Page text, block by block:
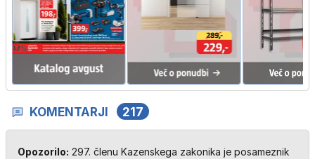
KOMENTARJI 217
Opozorilo: 297. členu Kazenskega zakonika je posameznik